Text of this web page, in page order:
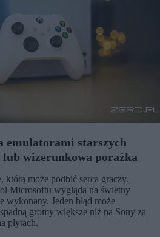
emulatorami starszych
lub wizerunkowa porażka
może podbić serca graczy.
Microsoftu wygląda na świetny
wykonany. Jeden błąd może
gromy większe niż na Sony za
płytach.